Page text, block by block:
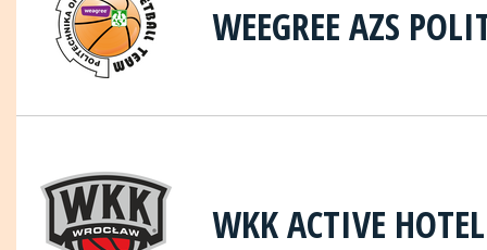
WEEGREE AZS
WKK ACTIVE